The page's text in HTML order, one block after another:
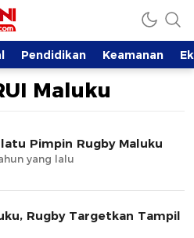
Terpercaya
Pendidikan Keamanan
Maluku
Pimpin Rugby Maluku
yang lalu
Rugby Targetkan Tampil